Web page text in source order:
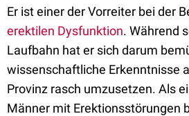
Er ist einer der Vorreiter bei der
erektilen Dysfunktion. Während
Laufbahn hat er sich darum
wissenschaftliche Erkenntnisse
Provinz rasch umzusetzen. Als
Männer mit Erektionsstörungen